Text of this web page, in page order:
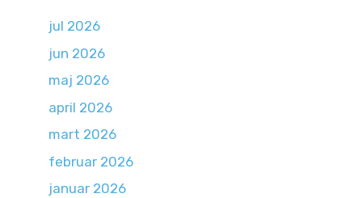
jul 2026
jun 2026
maj 2026
april 2026
mart 2026
februar 2026
januar 2026